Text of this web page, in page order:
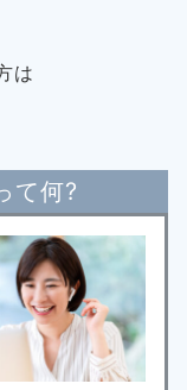
は
て何?